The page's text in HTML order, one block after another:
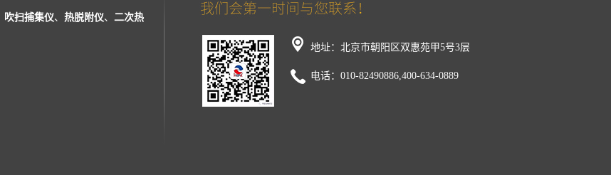
吹扫捕集仪、 热脱附仪、 二次热
地址：北京市朝阳区双惠苑甲5号3层
电话：010-82490886,400-634-0889